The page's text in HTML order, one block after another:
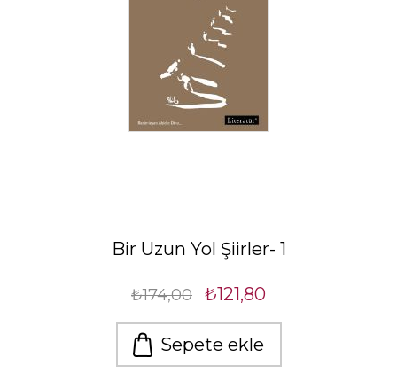
Bir Uzun Yol Şiirler- 1
₺174,00 ₺121,80
Sepete ekle